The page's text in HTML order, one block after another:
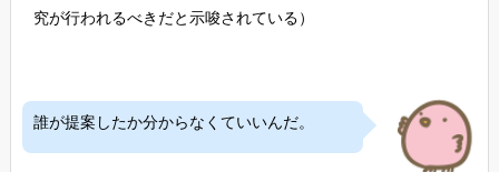
究が行われるべきだと示唆されている）
誰が提案したか分からなくていいんだ。